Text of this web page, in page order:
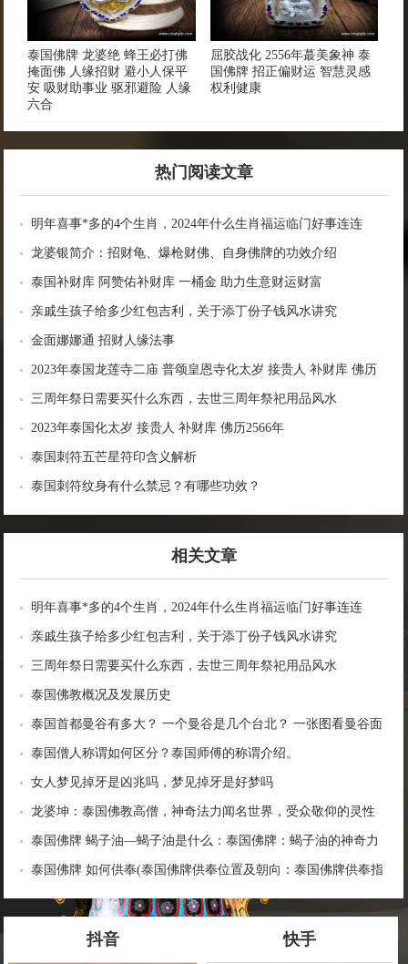
泰国佛牌 龙婆绝 蜂王必打佛
掩面佛 人缘招财 避小人保平
安 吸财助事业 驱邪避险 人缘
六合
屈胶战化 2556年蕞美象神 泰
国佛牌 招正偏财运 智慧灵感
权利健康
热门阅读文章
明年喜事*多的4个生肖，2024年什么生肖福运临门好事连连
龙婆银简介：招财龟、爆枪财佛、自身佛牌的功效介绍
泰国补财库 阿赞佑补财库 一桶金 助力生意财运财富
亲戚生孩子给多少红包吉利，关于添丁份子钱风水讲究
金面娜娜通 招财人缘法事
2023年泰国龙莲寺二庙 普颂皇恩寺化太岁 接贵人 补财库 佛历
2566年
三周年祭日需要买什么东西，去世三周年祭祀用品风水
2023年泰国化太岁 接贵人 补财库 佛历2566年
泰国刺符五芒星符印含义解析
泰国刺符纹身有什么禁忌？有哪些功效？
相关文章
明年喜事*多的4个生肖，2024年什么生肖福运临门好事连连
亲戚生孩子给多少红包吉利，关于添丁份子钱风水讲究
三周年祭日需要买什么东西，去世三周年祭祀用品风水
泰国佛教概况及发展历史
泰国首都曼谷有多大？ 一个曼谷是几个台北？ 一张图看曼谷面
积与各大城市比较
泰国僧人称谓如何区分？泰国师傅的称谓介绍。
女人梦见掉牙是凶兆吗，梦见掉牙是好梦吗
龙婆坤：泰国佛教高僧，神奇法力闻名世界，受众敬仰的灵性
导师
泰国佛牌 蝎子油—蝎子油是什么：泰国佛牌：蝎子油的神奇力
量
泰国佛牌 如何供奉(泰国佛牌供奉位置及朝向：泰国佛牌供奉指
南)
抖音 快手